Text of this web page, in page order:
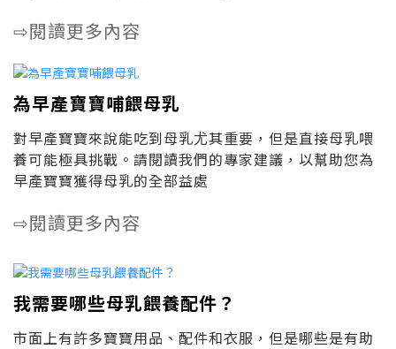
⇨閱讀更多內容
為早產寶寶哺餵母乳
對早產寶寶來說能吃到母乳尤其重要，但是直接母乳喂
養可能極具挑戰。請閱讀我們的專家建議，以幫助您為
早產寶寶獲得母乳的全部益處
⇨閱讀更多內容
我需要哪些母乳餵養配件？
市面上有許多寶寶用品、配件和衣服，但是哪些是有助